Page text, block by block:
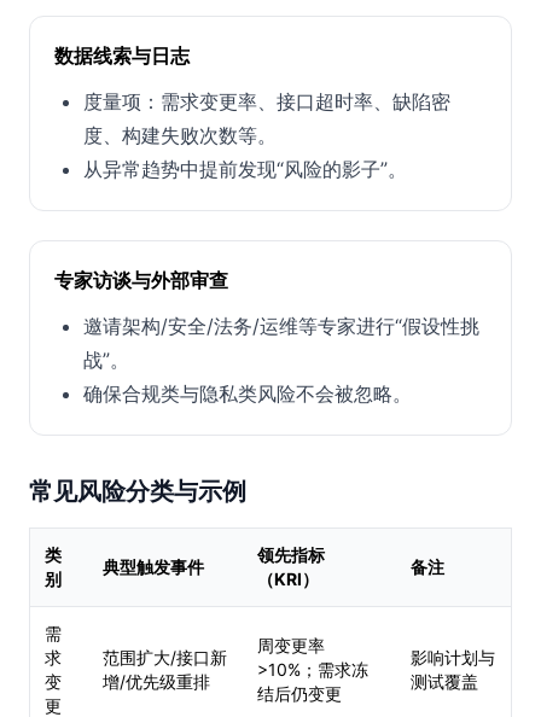
数据线索与日志
度量项：需求变更率、接口超时率、缺陷密
度、构建失败次数等。
从异常趋势中提前发现“风险的影子”。
专家访谈与外部审查
邀请架构/安全/法务/运维等专家进行“假设性挑
战”。
确保合规类与隐私类风险不会被忽略。
常见风险分类与示例
类
别
典型触发事件
领先指标
（KRI）
备注
需
求
变
更
范围扩大/接口新
增/优先级重排
周变更率
>10%；需求冻
结后仍变更
影响计划与
测试覆盖